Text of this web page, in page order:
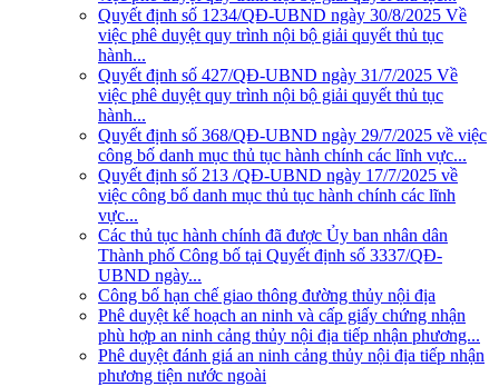
Quyết định số 1234/QĐ-UBND ngày 30/8/2025 Về
việc phê duyệt quy trình nội bộ giải quyết thủ tục
hành...
Quyết định số 427/QĐ-UBND ngày 31/7/2025 Về
việc phê duyệt quy trình nội bộ giải quyết thủ tục
hành...
Quyết định số 368/QĐ-UBND ngày 29/7/2025 về việc
công bố danh mục thủ tục hành chính các lĩnh vực...
Quyết định số 213 /QĐ-UBND ngày 17/7/2025 về
việc công bố danh mục thủ tục hành chính các lĩnh
vực...
Các thủ tục hành chính đã được Ủy ban nhân dân
Thành phố Công bố tại Quyết định số 3337/QĐ-
UBND ngày...
Công bố hạn chế giao thông đường thủy nội địa
Phê duyệt kế hoạch an ninh và cấp giấy chứng nhận
phù hợp an ninh cảng thủy nội địa tiếp nhận phương...
Phê duyệt đánh giá an ninh cảng thủy nội địa tiếp nhận
phương tiện nước ngoài